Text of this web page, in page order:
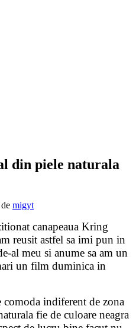
din piele naturala
de migyt
canapeaua Kring
reusit astfel sa imi pun in
al meu si anume sa am un
un film duminica in
indiferent de zona
fie de culoare neagra